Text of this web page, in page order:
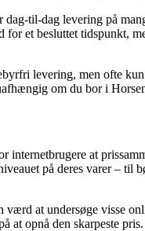
dag-til-dag levering på
et besluttet tidspunkt,
levering, men ofte
om du bor i
at
på deres varer –
værd at undersøge visse
at opnå den skarpeste pris.